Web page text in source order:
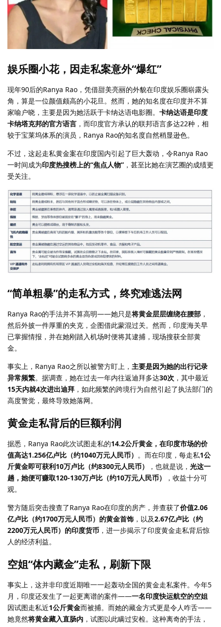
娱乐圈小花，因走私案意外“爆红”
现年90后的Ranya Rao，凭借甜美亮丽的外貌在印度娱乐圈崭露头
角，算是一位颜值颇高的小花旦。然而，她的知名度在印度并不算
家喻户晓，主要是因为她活跃于卡纳达语电影圈。 卡纳达语是印度
卡纳塔克邦的官方语言 ，而印度官方承认的联邦语言多达22种，相
较于宝莱坞体系的演员，Ranya Rao的知名度自然稍显逊色。
不过，这起走私黄金案在印度国内引起了巨大轰动，令Ranya Rao
一时间成为印度热搜榜上的“焦点人物” ，甚至比她在演艺圈的成绩更
受关注。
“简单粗暴”的走私方式，终究难逃法网
Ranya Rao的手法并不算高明——她只是将黄金层层缠绕在腰部 ，
然后外披一件厚重的夹克，企图借此蒙混过关。然而，印度海关早
已掌握情报，并在她刚踏入机场时便将其逮捕，现场搜获全部黄
金。
事实上，Ranya Rao之所以被警方盯上， 主要是因为她的出行记录
异常频繁。据调查，她在过去一年内往返迪拜多达30次 ，其中最近
15天内就4次进出迪拜 ，如此频繁的跨境行为自然引起了执法部门的
高度警觉，最终导致她落网。
黄金走私背后的巨额利润
据悉，Ranya Rao此次试图走私的14.2公斤黄金，在印度市场的价
值高达1.256亿卢比（约1040万元人民币） 。而在印度，每走私1公
斤黄金即可获利10万卢比（约8300元人民币）
，也就是说， 光这一
趟，她便可赚取120-130万卢比（约10万元人民币）
，收益十分可
观。
警方随后突击搜查了Ranya Rao在印度的房产，并查获了价值2.06
亿卢比（约1700万元人民币）的黄金首饰 ，以及2.67亿卢比（约
2200万元人民币）的印度货币 ，进一步揭示了印度黄金走私背后惊
人的经济利益。
空姐“体内藏金”走私，刷新下限
事实上，这并非印度近期唯一一起轰动全国的黄金走私案件。今年5
月，印度还发生了一起更离谱的案件——一名印度快运航空的空姐
因试图走私近1公斤黄金而被捕。而她的藏金方式更是令人咋舌——
她竟然将黄金藏入直肠内 ，试图以此瞒过安检。这种离奇的手法，